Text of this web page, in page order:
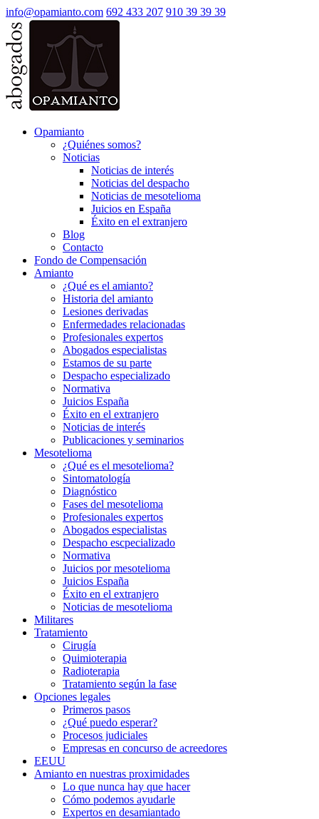
info@opamianto.com 692 433 207 910 39 39 39
Opamianto
¿Quiénes somos?
Noticias
Noticias de interés
Noticias del despacho
Noticias de mesotelioma
Juicios en España
Éxito en el extranjero
Blog
Contacto
Fondo de Compensación
Amianto
¿Qué es el amianto?
Historia del amianto
Lesiones derivadas
Enfermedades relacionadas
Profesionales expertos
Abogados especialistas
Estamos de su parte
Despacho especializado
Normativa
Juicios España
Éxito en el extranjero
Noticias de interés
Publicaciones y seminarios
Mesotelioma
¿Qué es el mesotelioma?
Sintomatología
Diagnóstico
Fases del mesotelioma
Profesionales expertos
Abogados especialistas
Despacho escpecializado
Normativa
Juicios por mesotelioma
Juicios España
Éxito en el extranjero
Noticias de mesotelioma
Militares
Tratamiento
Cirugía
Quimioterapia
Radioterapia
Tratamiento según la fase
Opciones legales
Primeros pasos
¿Qué puedo esperar?
Procesos judiciales
Empresas en concurso de acreedores
EEUU
Amianto en nuestras proximidades
Lo que nunca hay que hacer
Cómo podemos ayudarle
Expertos en desamiantado